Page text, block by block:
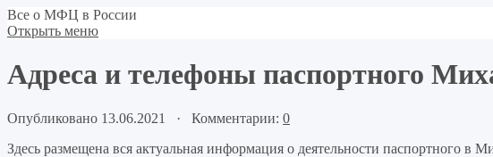
Все о МФЦ в России
Открыть меню
Адреса и телефоны паспортного
Опубликовано 13.06.2021 · Комментарии: 0
Здесь размещена вся актуальная информация о деятельности паспортного в